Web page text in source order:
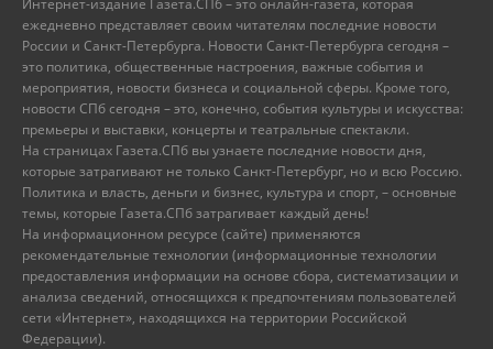
ежедневно представляет своим читателям последние новости
России и Санкт-Петербурга. Новости Санкт-Петербурга сегодня –
это политика, общественные настроения, важные события и
мероприятия, новости бизнеса и социальной сферы. Кроме того,
новости СПб сегодня – это, конечно, события культуры и искусства:
премьеры и выставки, концерты и театральные спектакли.
На страницах Газета.СПб вы узнаете последние новости дня,
которые затрагивают не только Санкт-Петербург, но и всю Россию.
Политика и власть, деньги и бизнес, культура и спорт, – основные
темы, которые Газета.СПб затрагивает каждый день!
На информационном ресурсе (сайте) применяются
рекомендательные технологии (информационные технологии
предоставления информации на основе сбора, систематизации и
анализа сведений, относящихся к предпочтениям пользователей
сети «Интернет», находящихся на территории Российской
Федерации).